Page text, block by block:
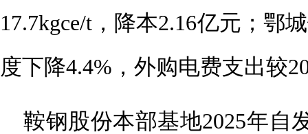
17.7kgce/t，降本2.16亿元；鄂
度下降4.4%，外购电费支出较
鞍钢股份本部基地2025年自